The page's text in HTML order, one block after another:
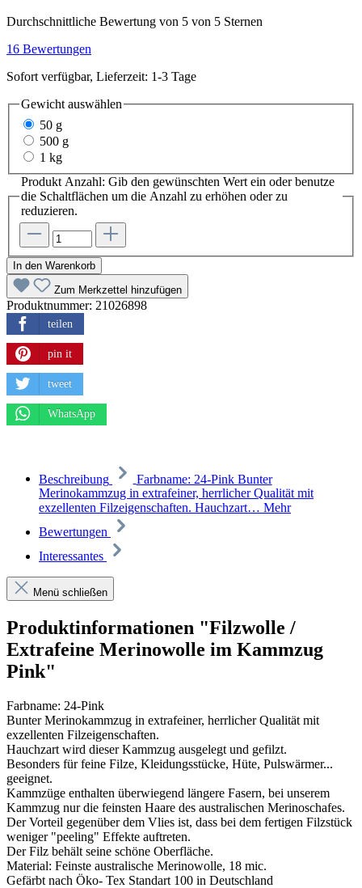
Durchschnittliche Bewertung von 5 von 5 Sternen
16 Bewertungen
Sofort verfügbar, Lieferzeit: 1-3 Tage
Gewicht auswählen
50 g
500 g
1 kg
Produkt Anzahl: Gib den gewünschten Wert ein oder benutze
die Schaltflächen um die Anzahl zu erhöhen oder zu
reduzieren.
In den Warenkorb
Zum Merkzettel hinzufügen
Produktnummer: 21026898
teilen
pin it
tweet
WhatsApp
Beschreibung
Farbname: 24-Pink Bunter
Merinokammzug in extrafeiner, herrlicher Qualität mit
exzellenten Filzeigenschaften. Hauchzart… Mehr
Bewertungen
Interessantes
Menü schließen
Produktinformationen "Filzwolle /
Extrafeine Merinowolle im Kammzug
Pink"
Farbname: 24-Pink
Bunter Merinokammzug in extrafeiner, herrlicher Qualität mit
exzellenten Filzeigenschaften.
Hauchzart wird dieser Kammzug ausgelegt und gefilzt.
Besonders für feine Filze, Kleidungsstücke, Hüte, Pulswärmer...
geeignet.
Kammzüge enthalten überwiegend längere Fasern, bei unserem
Kammzug nur die feinsten Haare des australischen Merinoschafes.
Der Vorteil gegenüber dem Vlies ist, dass bei dem fertigen Filzstück
weniger "peeling" Effekte auftreten.
Der Filz behält seine schöne Oberfläche.
Material: Feinste australische Merinowolle, 18 mic.
Gefärbt nach Öko- Tex Standart 100 in Deutschland